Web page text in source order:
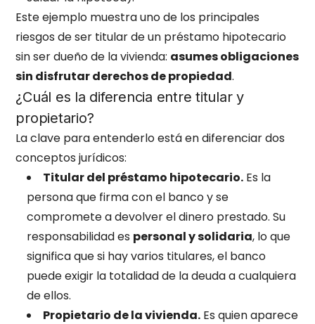
Este ejemplo muestra uno de los principales
riesgos de ser titular de un préstamo hipotecario
sin ser dueño de la vivienda: asumes obligaciones
sin disfrutar derechos de propiedad.
¿Cuál es la diferencia entre titular y
propietario?
La clave para entenderlo está en diferenciar dos
conceptos jurídicos:
Titular del préstamo hipotecario. Es la
persona que firma con el banco y se
compromete a devolver el dinero prestado. Su
responsabilidad es personal y solidaria, lo que
significa que si hay varios titulares, el banco
puede exigir la totalidad de la deuda a cualquiera
de ellos.
Propietario de la vivienda. Es quien aparece